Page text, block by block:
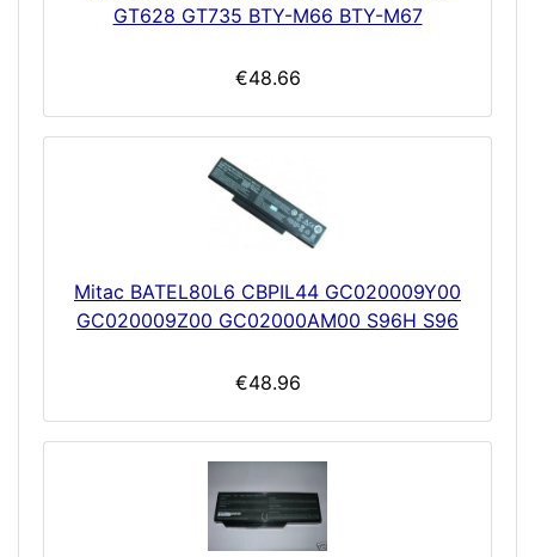
GT628 GT735 BTY-M66 BTY-M67
€48.66
Mitac BATEL80L6 CBPIL44 GC020009Y00
GC020009Z00 GC02000AM00 S96H S96
€48.96